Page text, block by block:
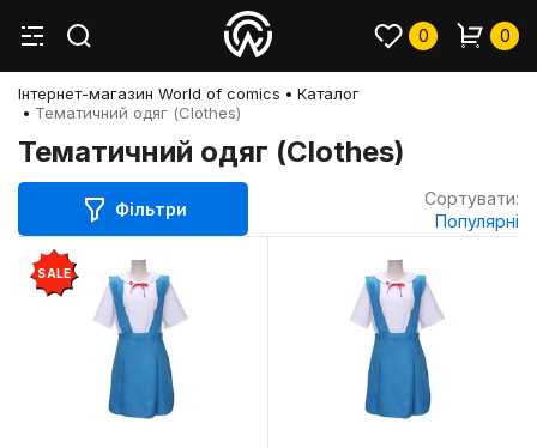
0 0
Інтернет-магазин World of comics
Каталог
Тематичний одяг (Clothes)
Тематичний одяг (Clothes)
Фільтри
Сортувати:
Популярні
SALE